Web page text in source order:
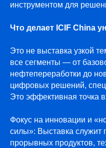
инструментом для
Что делает ICIF China
Это не выставка узкой
все сегменты — от
нефтепереработки до
цифровых решений,
Это эффективная точка
Фокус на инновации и
силы»: Выставка служит
прорывных продуктов,